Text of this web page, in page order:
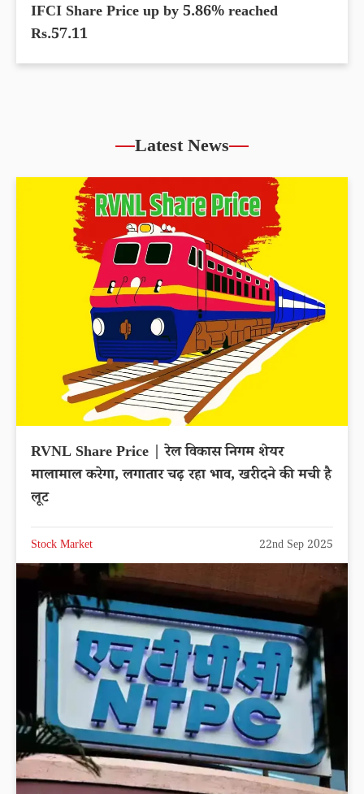
IFCI Share Price up by 5.86% reached
Rs.57.11
Latest News
RVNL Share Price | रेल विकास निगम शेयर
मालामाल करेगा, लगातार चढ़ रहा भाव, खरीदने की मची है
लूट
Stock Market 22nd Sep 2025